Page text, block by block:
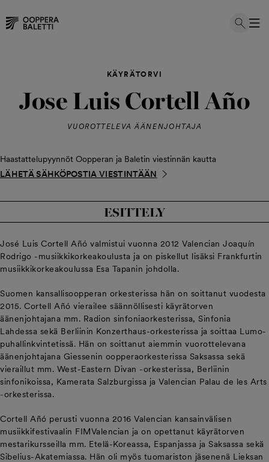
KÄYRÄTORVI
Jose Luis Cortell Año
VUOROTTELEVA ÄÄNENJOHTAJA
Haastattelupyynnöt Oopperan ja Baletin viestinnän kautta
LÄHETÄ SÄHKÖPOSTIA VIESTINTÄÄN
ESITTELY
José Luis Cortell Añó valmistui vuonna 2012 Valencian Joaquín
Rodrigo -musiikkikorkeakoulusta ja on piskellut lisäksi Frankfurtin
musiikkikorkeakoulussa Esa Tapanin johdolla.
Suomen kansallisoopperan orkesterissa hän on soittanut vuodesta
2015. Cortell Añó vierailee säännöllisesti käyrätorven
äänenjohtajana mm. Radion sinfoniaorkesterissa, Sinfonia
Lahdessa sekä Berliinin Konzerthaus-orkesterissa ja soittaa Lumo-
puhallinkvintetissä. Hän on soittanut aiemmin vuorottelevana
äänenjohtajana Giessenin oopperaorkesterissa Saksassa sekä
vieraillut mm. West-Eastern Divan -orkesterissa, Berliinin
sinfonikoissa, Kamerata Salzburgissa ja Valencian Palau de les Arts
-orkesterissa.
Cortell Añó perusti vuonna 2016 Valencian kansainvälisen
musiikkifestivaalin FIMValencian ja on opettanut käyrätorven
mestarikursseilla mm. Etelä-Koreassa, Espanjassa ja Saksassa sekä
Sibelius-Akatemiassa. Hän oli myös tuomariston jäsenenä Lieksan